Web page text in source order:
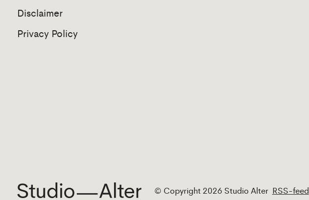
Disclaimer
Privacy Policy
© Copyright 2026 Studio Alter RSS-feed